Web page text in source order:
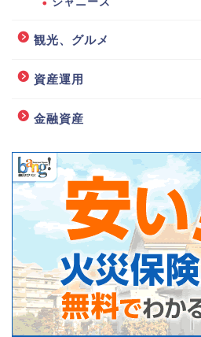
観光、グルメ
資産運用
金融資産